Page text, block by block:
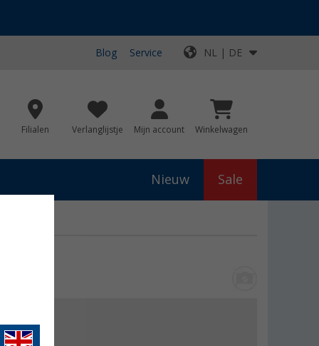
Blog Service NL | DE
Filialen Verlanglijstje Mijn account Winkelwagen
Nieuw Sale